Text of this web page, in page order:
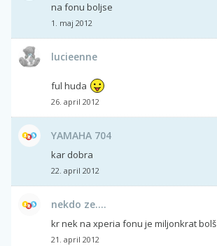
na fonu boljse
1. maj 2012
lucieenne
ful huda
26. april 2012
YAMAHA 704
kar dobra
22. april 2012
nekdo ze....
kr nek na xperia fonu je miljonkrat bolš
21. april 2012